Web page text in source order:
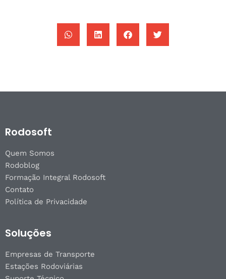
Rodosoft
Quem Somos
Rodoblog
Formação Integral Rodosoft
Contato
Política de Privacidade
Soluções
Empresas de Transporte
Estações Rodoviárias